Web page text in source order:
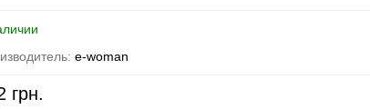
e-woman
грн.